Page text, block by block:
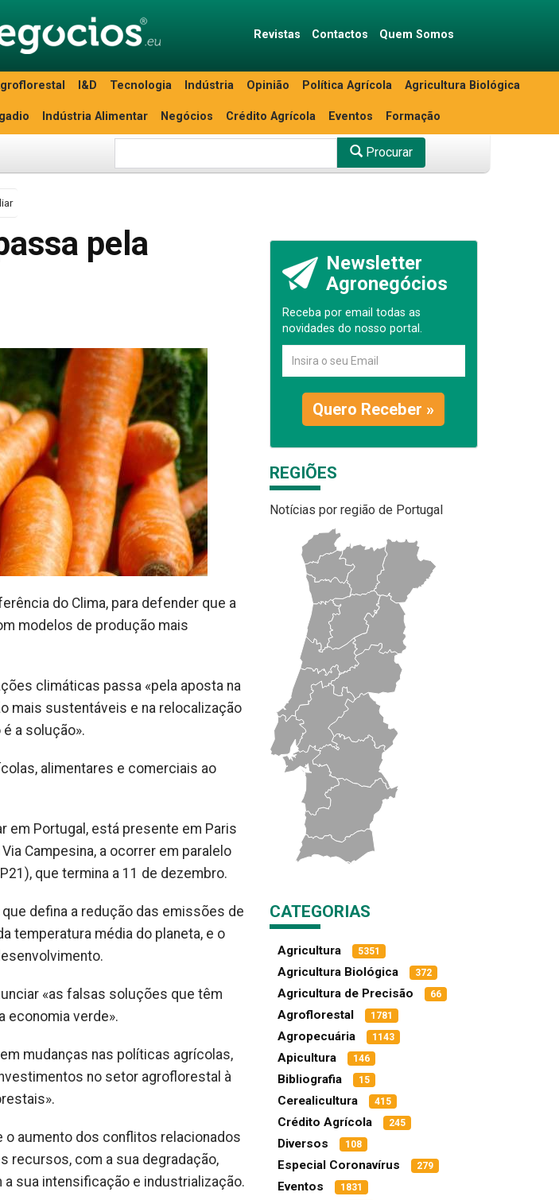
Revistas Contactos Quem Somos
I&D Tecnologia Indústria Opinião Política Agrícola Agricultura Biológica
Indústria Alimentar Negócios Crédito Agrícola Eventos Formação
Procurar
pela
do Clima, para defender que a
modelos de produção mais
climáticas passa «pela aposta na
mais sustentáveis e na relocalização
a solução».
alimentares e comerciais ao
em Portugal, está presente em Paris
Campesina, a ocorrer em paralelo
que termina a 11 de dezembro.
defina a redução das emissões de
temperatura média do planeta, e o
«as falsas soluções que têm
economia verde».
mudanças nas políticas agrícolas,
no setor agroflorestal à
o aumento dos conflitos relacionados
recursos, com a sua degradação,
sua intensificação e industrialização.
Newsletter
Agronegócios
Receba por email todas as
novidades do nosso portal.
Quero Receber »
REGIÕES
Notícias por região de Portugal
CATEGORIAS
Agricultura 5351
Agricultura Biológica 372
Agricultura de Precisão 66
Agroflorestal 1781
Agropecuária 1143
Apicultura 146
Bibliografia 15
Cerealicultura 415
Crédito Agrícola 245
Diversos 108
Especial Coronavírus 279
Eventos 1831